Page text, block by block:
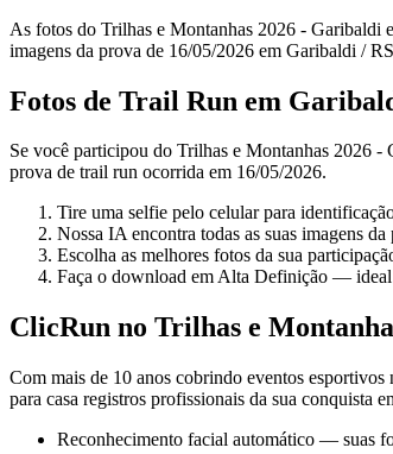
As fotos do Trilhas e Montanhas 2026 - Garibaldi
imagens da prova de 16/05/2026 em Garibaldi /
Fotos de Trail Run em
Se você participou do Trilhas e Montanhas 2026 -
prova de trail run ocorrida em 16/05/2026.
Tire uma selfie pelo celular para
Nossa IA encontra todas as suas imagens
Escolha as melhores fotos da sua
Faça o download em Alta Definição —
ClicRun no Trilhas e
Com mais de 10 anos cobrindo eventos
para casa registros profissionais da sua conquista
Reconhecimento facial automático — suas